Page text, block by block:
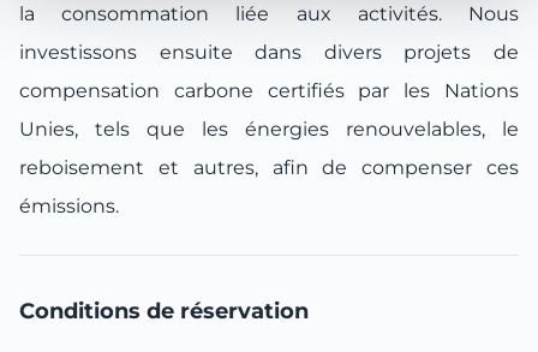
la consommation liée aux activités. Nous
investissons ensuite dans divers projets de
compensation carbone certifiés par les Nations
Unies, tels que les énergies renouvelables, le
reboisement et autres, afin de compenser ces
émissions.
Conditions de réservation